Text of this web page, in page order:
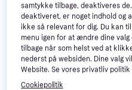
samtykke tilbage, deaktiveres
deaktiveret, er noget indhold og
ikke så relevant for dig. Du kan
menu igen for at ændre dine
tilbage når som helst ved at
nederst på websiden. Dine valg
Website. Se vores privatliv
Cookiepolitik